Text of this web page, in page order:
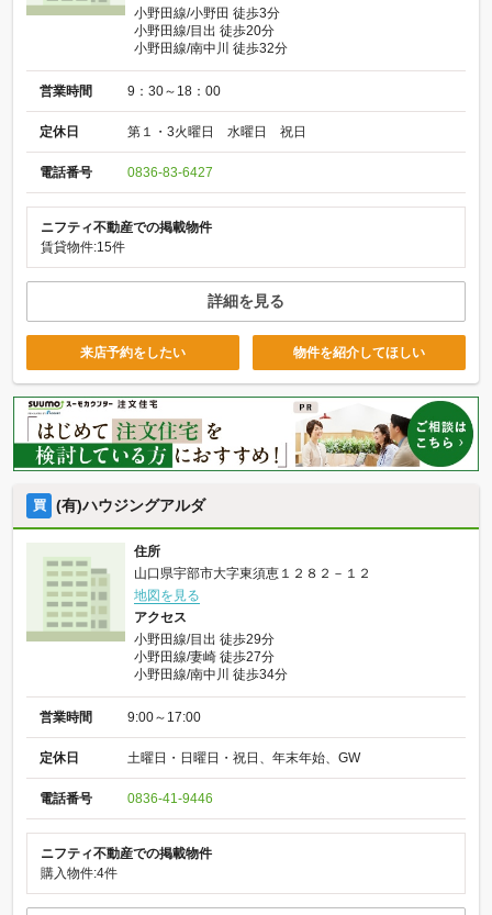
小野田線/小野田 徒歩3分
小野田線/目出 徒歩20分
小野田線/南中川 徒歩32分
営業時間 9：30～18：00
定休日 第１・3火曜日 水曜日 祝日
電話番号 0836-83-6427
ニフティ不動産での掲載物件
賃貸物件:15件
詳細を見る
来店予約をしたい 物件を紹介してほしい
買 (有)ハウジングアルダ
住所
山口県宇部市大字東須恵１２８２－１２
地図を見る
アクセス
小野田線/目出 徒歩29分
小野田線/妻崎 徒歩27分
小野田線/南中川 徒歩34分
営業時間 9:00～17:00
定休日 土曜日・日曜日・祝日、年末年始、GW
電話番号 0836-41-9446
ニフティ不動産での掲載物件
購入物件:4件